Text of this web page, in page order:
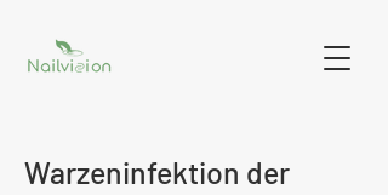
Warzeninfektion der